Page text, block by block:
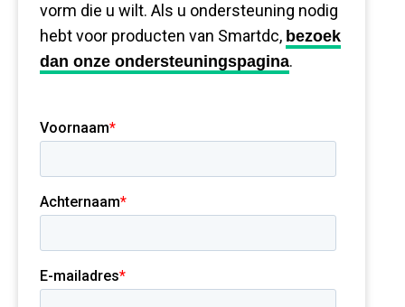
vorm die u wilt. Als u ondersteuning nodig
hebt voor producten van Smartdc, bezoek
dan onze ondersteuningspagina.